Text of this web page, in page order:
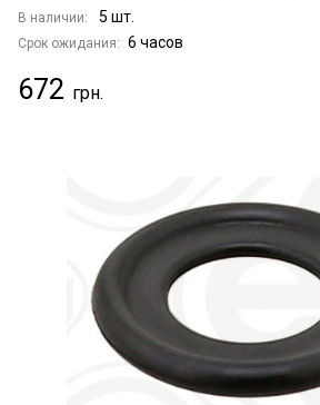
В наличии: 5 шт.
Срок ожидания: 6 часов
672